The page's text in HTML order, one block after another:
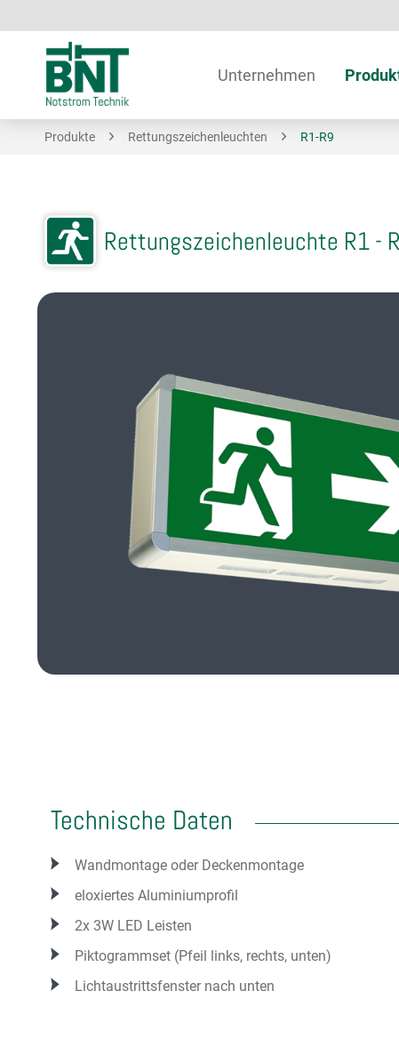
Unternehmen
Produkte Rettungszeichenleuchten R1-R9
Rettungszeichenleuchte R1 -
Technische Daten
Wandmontage oder Deckenmontage
eloxiertes Aluminiumprofil
2x 3W LED Leisten
Piktogrammset (Pfeil links, rechts, unten)
Lichtaustrittsfenster nach unten